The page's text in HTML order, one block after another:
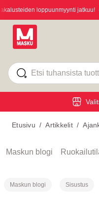
loppuunmyynti jatkuu!
Etusivu / Artikkelit /
Maskun blogi
Maskun blogi Sisustus